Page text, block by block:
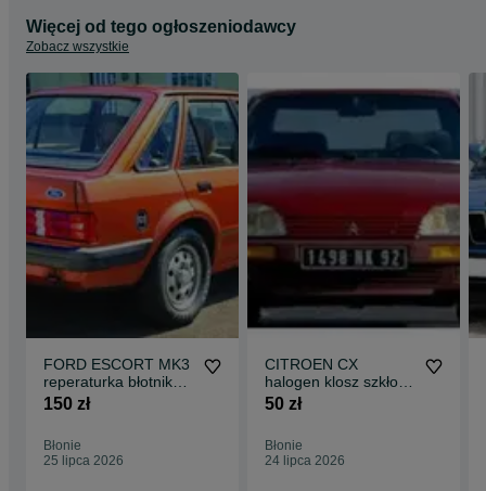
Więcej od tego ogłoszeniodawcy
Zobacz wszystkie
FORD ESCORT MK3
reperaturka błotnika
prawy tył 4D 1980-
klocki tarcze
hamulcowe do
150 zł
Błonie
25 lipca 2026
CITROEN CX
halogen klosz szkło
75-89 ORYGINAŁ
tarcze hamulcowe do
wszystkich modeli
50 zł
Błonie
24 lipca 2026